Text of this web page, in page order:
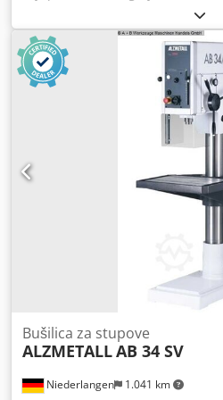
PANTONE 7545c, crna -
boca s uljem, isporučuje se
dodatno oprema: - 12. LED
hlađenje A* u postolju stroja
mm Snimanje MK 4 Raspon
minuti Veličina stola 720 x 560
snaga 3,4 kW Težina 950 kg
mm Oprema: - automatsko
sredstvo - beskonačno
graničnik dubine bušenja - Nožni
Niederlangen 1.041 km
Bušilica za stupove
ALZMETALLAB 34 SV